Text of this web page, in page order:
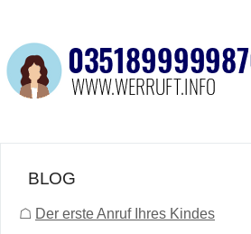
BLOG
☖ Der erste Anruf Ihres Kindes